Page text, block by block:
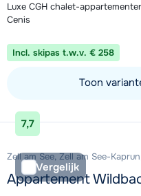
Luxe CGH chalet-
Cenis
Incl. skipas t.w.v. € 258
Toon
Bekijk accommodatie
7,7
Vergelijk
Zell am See, Zell am See-
Appartement